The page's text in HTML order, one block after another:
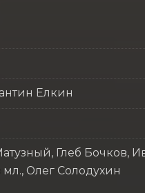
Елкин
Глеб Бочков,
Олег Солодухин